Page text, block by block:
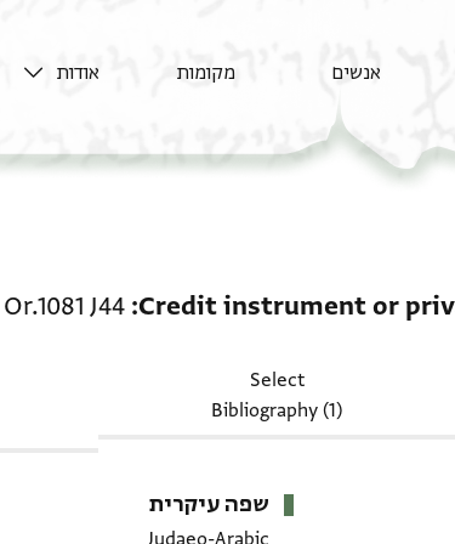
אנשים מקומות אודות
Credit instrument or
J44
Select
Bibliography (1)
שפה עיקרית